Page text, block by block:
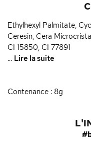
Ethylhexyl Palmitate,
Ceresin, Cera
CI 15850, CI 77891
... Lire la suite
Contenance : 8g